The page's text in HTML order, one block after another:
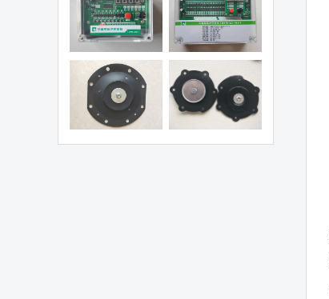
可编程脉冲控制
仪（QYM-LC-
1.5寸阀膜片